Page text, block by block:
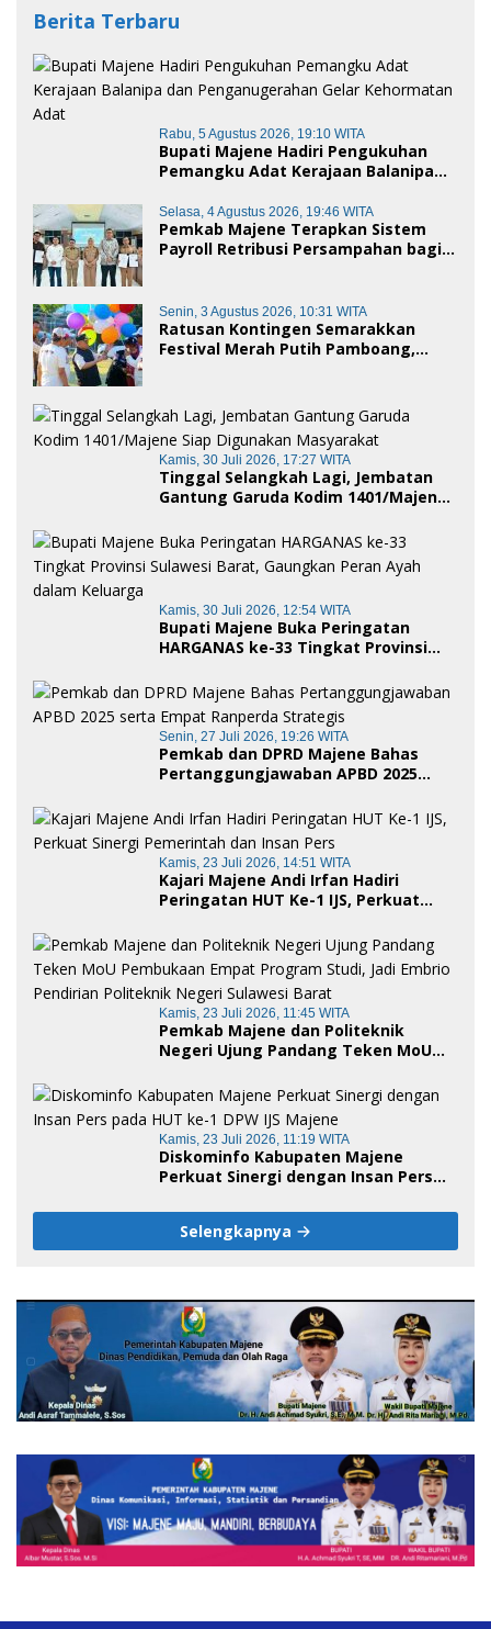
Berita Terbaru
Rabu, 5 Agustus 2026, 19:10 WITA
Bupati Majene Hadiri Pengukuhan
Pemangku Adat Kerajaan Balanipa
Kehormatan Adat
Selasa, 4 Agustus 2026, 19:46 WITA
Pemkab Majene Terapkan Sistem
Payroll Retribusi Persampahan bagi
Senin, 3 Agustus 2026, 10:31 WITA
Ratusan Kontingen Semarakkan
Festival Merah Putih Pamboang,
Kamis, 30 Juli 2026, 17:27 WITA
Tinggal Selangkah Lagi, Jembatan
Gantung Garuda Kodim 1401/Majene
Kamis, 30 Juli 2026, 12:54 WITA
Bupati Majene Buka Peringatan
HARGANAS ke-33 Tingkat Provinsi
Ayah dalam Keluarga
Senin, 27 Juli 2026, 19:26 WITA
Pemkab dan DPRD Majene Bahas
Pertanggungjawaban APBD 2025
Kamis, 23 Juli 2026, 14:51 WITA
Kajari Majene Andi Irfan Hadiri
Peringatan HUT Ke-1 IJS, Perkuat
Kamis, 23 Juli 2026, 11:45 WITA
Pemkab Majene dan Politeknik
Negeri Ujung Pandang Teken MoU
Jadi Embrio Pendirian Politeknik
Negeri Sulawesi Barat
Kamis, 23 Juli 2026, 11:19 WITA
Diskominfo Kabupaten Majene
Perkuat Sinergi dengan Insan Pers
Selengkapnya